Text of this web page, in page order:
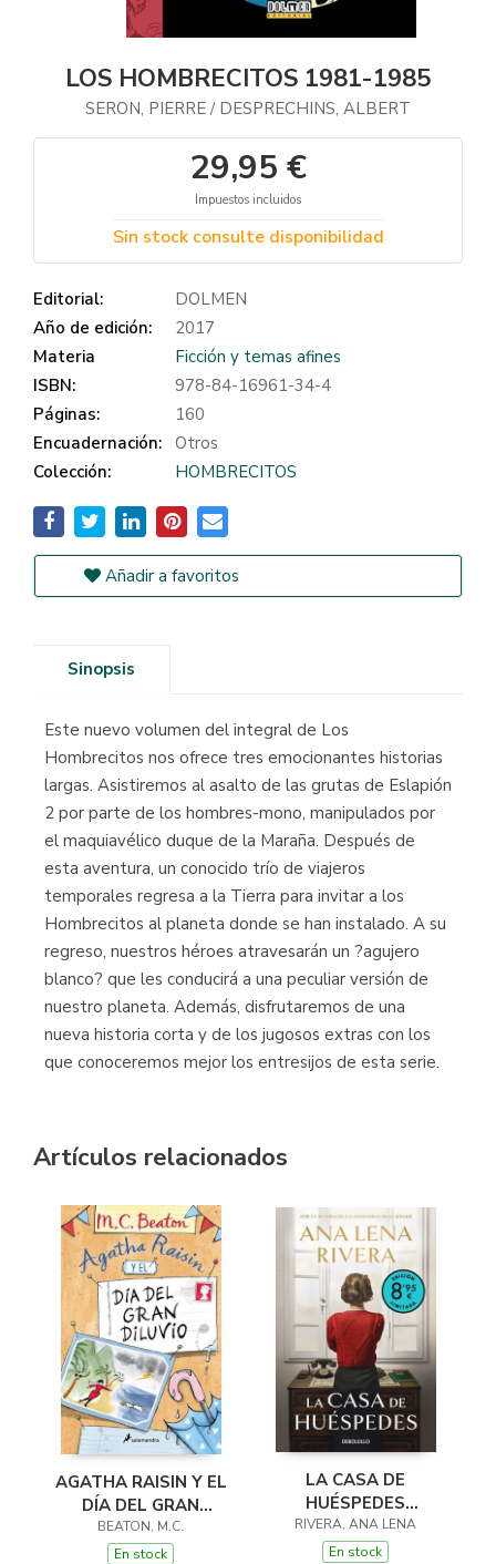
LOS HOMBRECITOS 1981-1985
SERON, PIERRE / DESPRECHINS, ALBERT
29,95 €
Impuestos incluidos
Sin stock consulte disponibilidad
Editorial:
DOLMEN
Año de edición:
2017
Materia
Ficción y temas afines
ISBN:
978-84-16961-34-4
Páginas:
160
Encuadernación: Otros
Colección:
HOMBRECITOS
Añadir a favoritos
Sinopsis
Este nuevo volumen del integral de Los
Hombrecitos nos ofrece tres emocionantes historias
largas. Asistiremos al asalto de las grutas de Eslapión
2 por parte de los hombres-mono, manipulados por
el maquiavélico duque de la Maraña. Después de
esta aventura, un conocido trío de viajeros
temporales regresa a la Tierra para invitar a los
Hombrecitos al planeta donde se han instalado. A su
regreso, nuestros héroes atravesarán un ?agujero
blanco? que les conducirá a una peculiar versión de
nuestro planeta. Además, disfrutaremos de una
nueva historia corta y de los jugosos extras con los
que conoceremos mejor los entresijos de esta serie.
Artículos relacionados
AGATHA RAISIN Y EL
DÍA DEL GRAN
DILUVIO (AGATHA
RAISIN 12)
BEATON, M.C.
En stock
LA CASA DE
HUÉSPEDES
(EDICIÓN LIMITADA ·
VERANO)
RIVERA, ANA LENA
En stock